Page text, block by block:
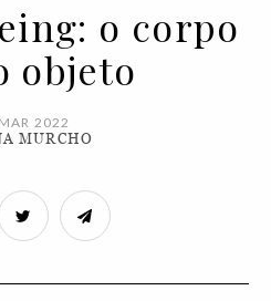
o corpo
objeto
2022
MURCHO